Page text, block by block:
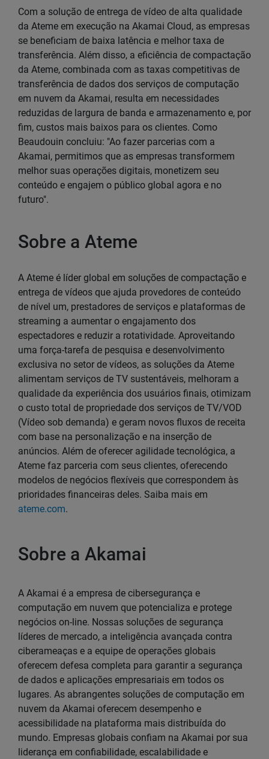
Com a solução de entrega de vídeo de alta qualidade
da Ateme em execução na Akamai Cloud, as empresas
se beneficiam de baixa latência e melhor taxa de
transferência. Além disso, a eficiência de compactação
da Ateme, combinada com as taxas competitivas de
transferência de dados dos serviços de computação
em nuvem da Akamai, resulta em necessidades
reduzidas de largura de banda e armazenamento e, por
fim, custos mais baixos para os clientes. Como
Beaudouin concluiu: "Ao fazer parcerias com a
Akamai, permitimos que as empresas transformem
melhor suas operações digitais, monetizem seu
conteúdo e engajem o público global agora e no
futuro".
Sobre a Ateme
A Ateme é líder global em soluções de compactação e
entrega de vídeos que ajuda provedores de conteúdo
de nível um, prestadores de serviços e plataformas de
streaming a aumentar o engajamento dos
espectadores e reduzir a rotatividade. Aproveitando
uma força-tarefa de pesquisa e desenvolvimento
exclusiva no setor de vídeos, as soluções da Ateme
alimentam serviços de TV sustentáveis, melhoram a
qualidade da experiência dos usuários finais, otimizam
o custo total de propriedade dos serviços de TV/VOD
(Vídeo sob demanda) e geram novos fluxos de receita
com base na personalização e na inserção de
anúncios. Além de oferecer agilidade tecnológica, a
Ateme faz parceria com seus clientes, oferecendo
modelos de negócios flexíveis que correspondem às
prioridades financeiras deles. Saiba mais em
ateme.com.
Sobre a Akamai
A Akamai é a empresa de cibersegurança e
computação em nuvem que potencializa e protege
negócios on-line. Nossas soluções de segurança
líderes de mercado, a inteligência avançada contra
ciberameaças e a equipe de operações globais
oferecem defesa completa para garantir a segurança
de dados e aplicações empresariais em todos os
lugares. As abrangentes soluções de computação em
nuvem da Akamai oferecem desempenho e
acessibilidade na plataforma mais distribuída do
mundo. Empresas globais confiam na Akamai por sua
liderança em confiabilidade, escalabilidade e